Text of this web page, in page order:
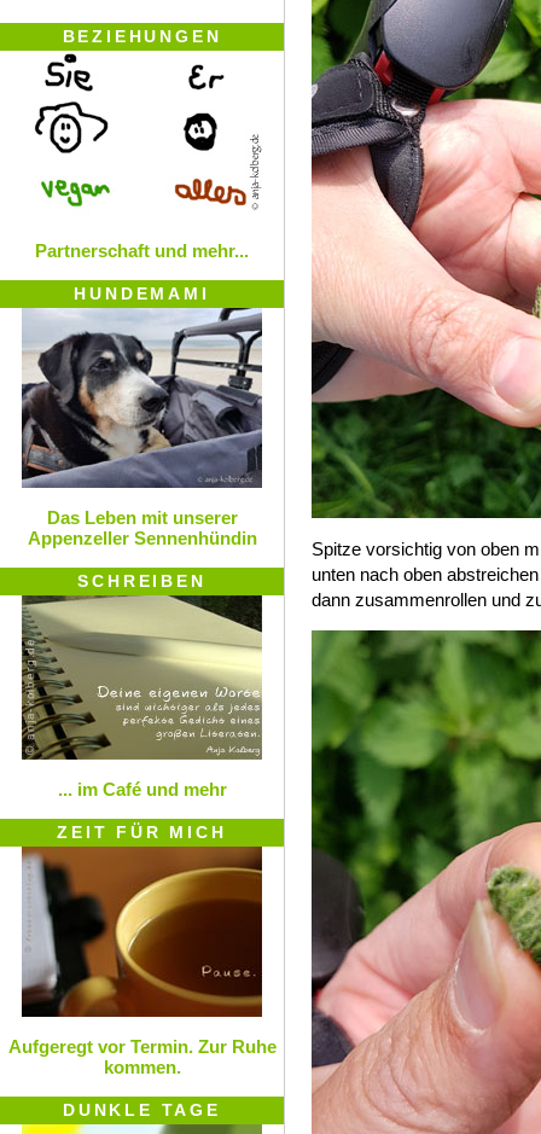
Spitze vorsichtig von oben
unten nach oben
dann zusammenrollen und
BEZIEHUNGEN
Partnerschaft und mehr...
HUNDEMAMI
Das Leben mit unserer
Appenzeller Sennenhündin
SCHREIBEN
... im Café und mehr
ZEIT FÜR MICH
Aufgeregt vor Termin. Zur Ruhe
kommen.
DUNKLE TAGE